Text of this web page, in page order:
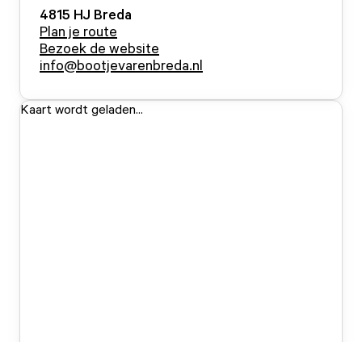
4815 HJ Breda
Plan je route
Bezoek de website
info@bootjevarenbreda.nl
Kaart wordt geladen...